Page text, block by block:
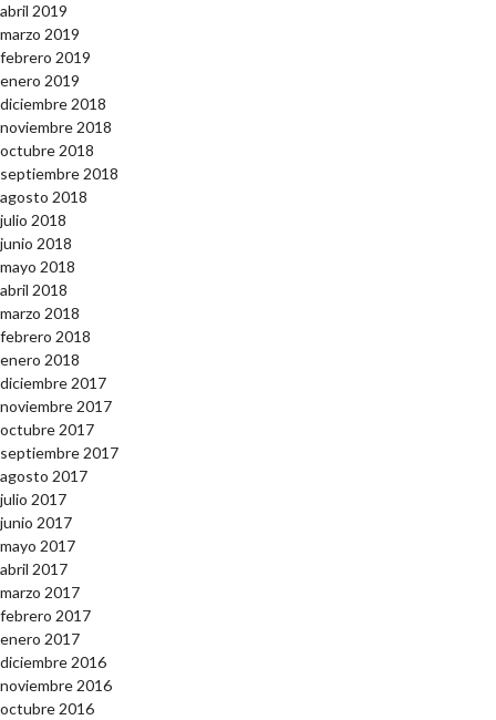
abril 2019
marzo 2019
febrero 2019
enero 2019
diciembre 2018
noviembre 2018
octubre 2018
septiembre 2018
agosto 2018
julio 2018
junio 2018
mayo 2018
abril 2018
marzo 2018
febrero 2018
enero 2018
diciembre 2017
noviembre 2017
octubre 2017
septiembre 2017
agosto 2017
julio 2017
junio 2017
mayo 2017
abril 2017
marzo 2017
febrero 2017
enero 2017
diciembre 2016
noviembre 2016
octubre 2016